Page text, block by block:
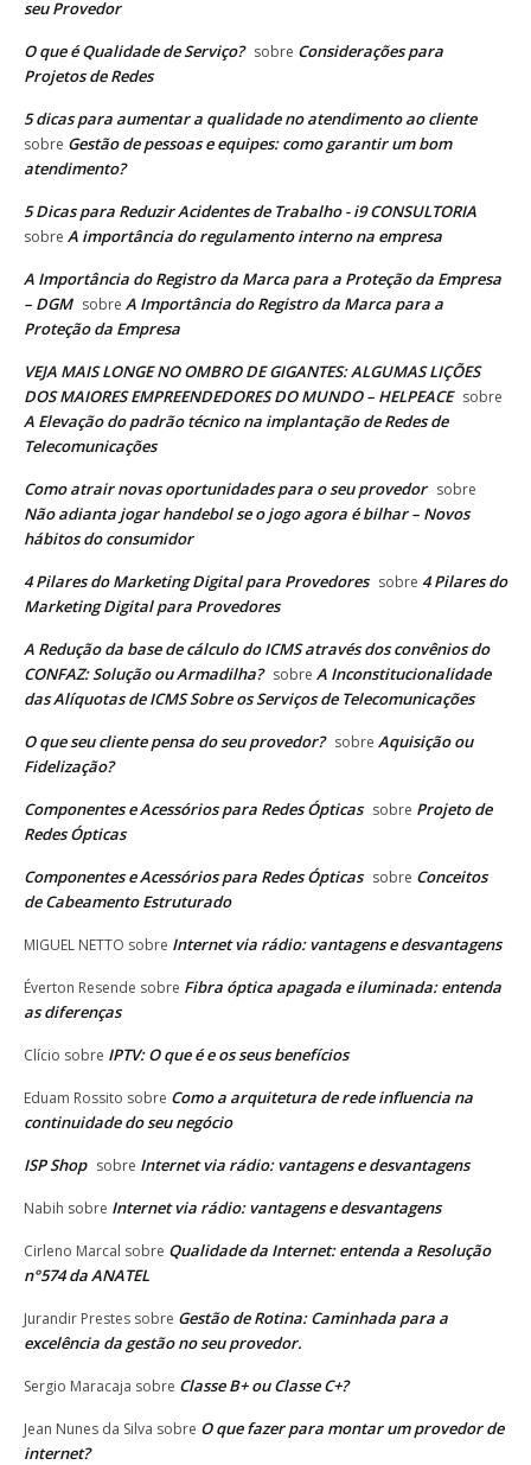
seu Provedor
O que é Qualidade de Serviço? sobre Considerações para
Projetos de Redes
5 dicas para aumentar a qualidade no atendimento ao cliente
sobre Gestão de pessoas e equipes: como garantir um bom
atendimento?
5 Dicas para Reduzir Acidentes de Trabalho - i9 CONSULTORIA
sobre A importância do regulamento interno na empresa
A Importância do Registro da Marca para a Proteção da Empresa
– DGM sobre A Importância do Registro da Marca para a
Proteção da Empresa
VEJA MAIS LONGE NO OMBRO DE GIGANTES: ALGUMAS LIÇÕES
DOS MAIORES EMPREENDEDORES DO MUNDO – HELPEACE sobre
A Elevação do padrão técnico na implantação de Redes de
Telecomunicações
Como atrair novas oportunidades para o seu provedor sobre
Não adianta jogar handebol se o jogo agora é bilhar – Novos
hábitos do consumidor
4 Pilares do Marketing Digital para Provedores sobre 4 Pilares do
Marketing Digital para Provedores
A Redução da base de cálculo do ICMS através dos convênios do
CONFAZ: Solução ou Armadilha? sobre A Inconstitucionalidade
das Alíquotas de ICMS Sobre os Serviços de Telecomunicações
O que seu cliente pensa do seu provedor? sobre Aquisição ou
Fidelização?
Componentes e Acessórios para Redes Ópticas sobre Projeto de
Redes Ópticas
Componentes e Acessórios para Redes Ópticas sobre Conceitos
de Cabeamento Estruturado
MIGUEL NETTO sobre Internet via rádio: vantagens e desvantagens
Éverton Resende sobre Fibra óptica apagada e iluminada: entenda
as diferenças
Clício sobre IPTV: O que é e os seus benefícios
Eduam Rossito sobre Como a arquitetura de rede influencia na
continuidade do seu negócio
ISP Shop sobre Internet via rádio: vantagens e desvantagens
Nabih sobre Internet via rádio: vantagens e desvantagens
Cirleno Marcal sobre Qualidade da Internet: entenda a Resolução
n°574 da ANATEL
Jurandir Prestes sobre Gestão de Rotina: Caminhada para a
excelência da gestão no seu provedor.
Sergio Maracaja sobre Classe B+ ou Classe C+?
Jean Nunes da Silva sobre O que fazer para montar um provedor de
internet?